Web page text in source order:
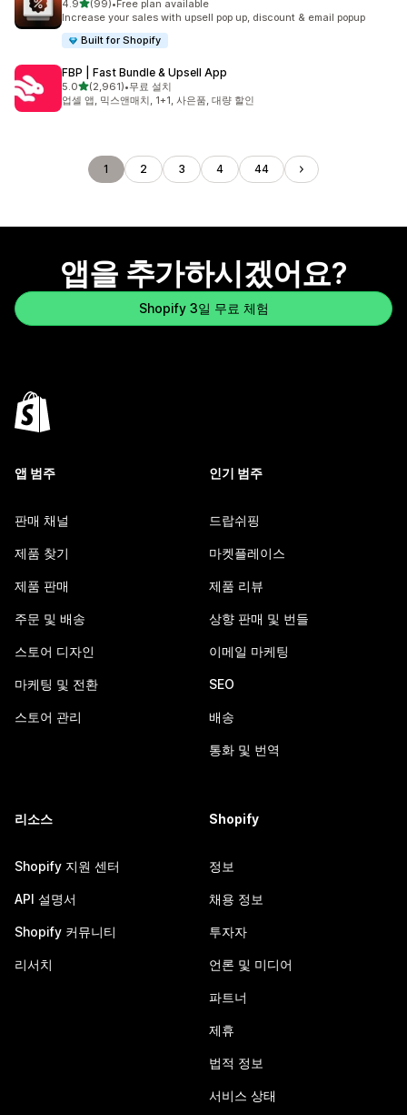
4.9별 5개 중
(99)
총 리뷰 99개
•Free plan available
Increase your sales with upsell pop up, discount & email popup
Built for Shopify
FBP | Fast Bundle & Upsell App
5.0별 5개 중
(2,961)
총 리뷰 2961개
•무료 설치
업셀 앱, 믹스앤매치, 1+1, 사은품, 대량 할인
1 2 3 4 44
앱을 추가하시겠어요?
Shopify 3일 무료 체험
앱 범주
판매 채널
제품 찾기
제품 판매
주문 및 배송
스토어 디자인
마케팅 및 전환
스토어 관리
인기 범주
드랍쉬핑
마켓플레이스
제품 리뷰
상향 판매 및 번들
이메일 마케팅
SEO
배송
통화 및 번역
리소스
Shopify 지원 센터
API 설명서
Shopify 커뮤니티
리서치
Shopify
정보
채용 정보
투자자
언론 및 미디어
파트너
제휴
법적 정보
서비스 상태